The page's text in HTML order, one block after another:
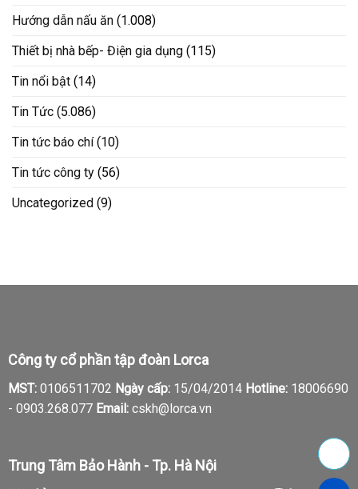
Hướng dẫn nấu ăn (1.008)
Thiết bị nhà bếp- Điện gia dụng (115)
Tin nổi bật (14)
Tin Tức (5.086)
Tin tức báo chí(10)
Tin tức công ty (56)
Uncategorized (9)
Công ty cổ phần tập đoàn Lorca
MST:0106511702 Ngày cấp:15/04/2014 Hotline:18006690
- 0903.268.077 Email:cskh@lorca.vn
Trung Tâm Bảo Hành - Tp. Hà Nội